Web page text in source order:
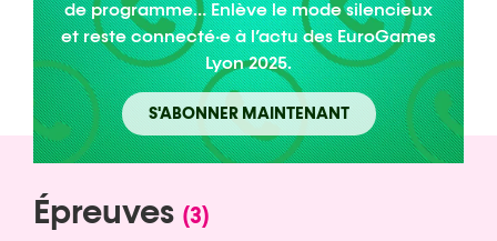
de programme… Enlève le mode silencieux
et reste connecté·e à l’actu des EuroGames
Lyon 2025.
S'ABONNER MAINTENANT
Épreuves (3)